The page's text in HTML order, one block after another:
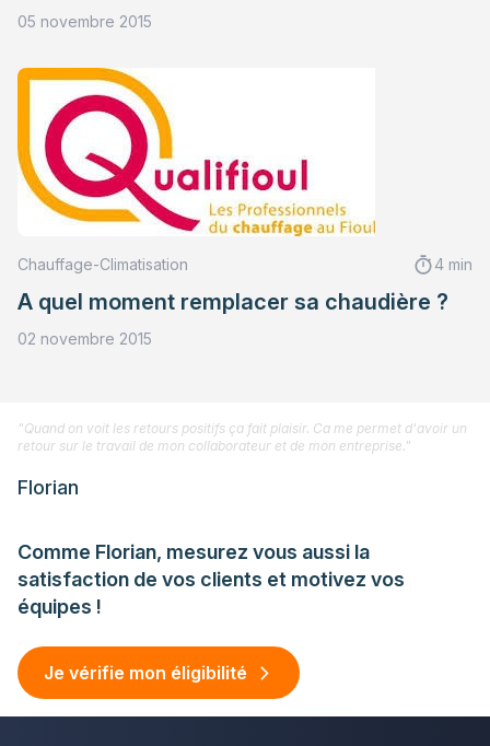
05 novembre 2015
Chauffage-Climatisation 4 min
A quel moment remplacer sa chaudière ?
02 novembre 2015
Comme Florian, mesurez vous aussi la
satisfaction de vos clients et motivez vos
équipes !
Je vérifie mon éligibilité
"Quand on voit les retours positifs ça fait plaisir. Ca me permet d'avoir un
retour sur le travail de mon collaborateur et de mon entreprise."
Florian